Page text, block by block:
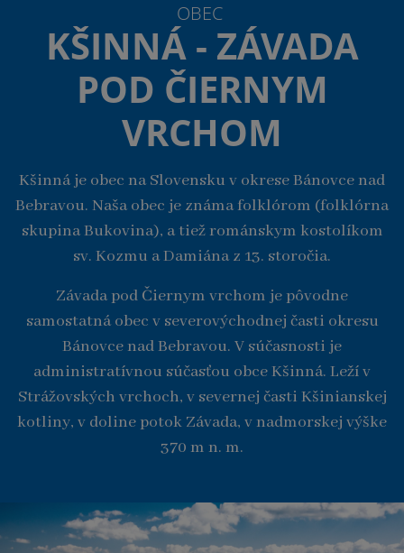
OBEC
KŠINNÁ - ZÁVADA
POD ČIERNYM
VRCHOM
Kšinná je obec na Slovensku v okrese Bánovce nad
Bebravou. Naša obec je známa folklórom (folklórna
skupina Bukovina), a tiež románskym kostolíkom
sv. Kozmu a Damiána z 13. storočia.
Závada pod Čiernym vrchom je pôvodne
samostatná obec v severovýchodnej časti okresu
Bánovce nad Bebravou. V súčasnosti je
administratívnou súčasťou obce Kšinná. Leží v
Strážovských vrchoch, v severnej časti Kšinianskej
kotliny, v doline potok Závada, v nadmorskej výške
370 m n. m.